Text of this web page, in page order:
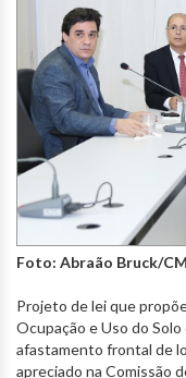
Foto: Abraão Bruck/
Projeto de lei que
Ocupação e Uso do
afastamento frontal de
apreciado na Comissão